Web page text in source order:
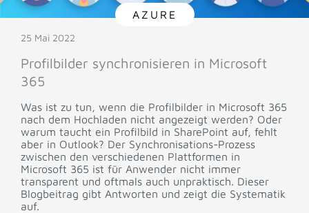
AZURE
25 Mai 2022
Profilbilder synchronisieren in Microsoft
365
Was ist zu tun, wenn die Profilbilder in Microsoft 365
nach dem Hochladen nicht angezeigt werden? Oder
warum taucht ein Profilbild in SharePoint auf, fehlt
aber in Outlook? Der Synchronisations-Prozess
zwischen den verschiedenen Plattformen in
Microsoft 365 ist für Anwender nicht immer
transparent und oftmals auch unpraktisch. Dieser
Blogbeitrag gibt Antworten und zeigt die Systematik
auf.